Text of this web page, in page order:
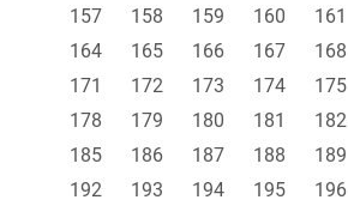
157
158 159 160 161
164
165 166 167 168
171
172 173 174 175
178
179 180 181 182
185
186 187 188 189
192
193 194 195 196